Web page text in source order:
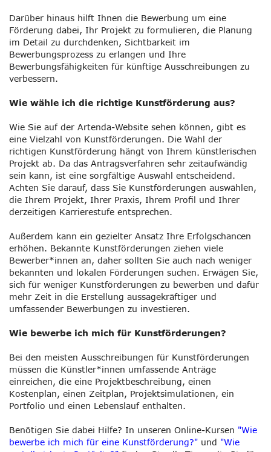
Darüber hinaus hilft Ihnen die Bewerbung um eine
Förderung dabei, Ihr Projekt zu formulieren, die Planung
im Detail zu durchdenken, Sichtbarkeit im
Bewerbungsprozess zu erlangen und Ihre
Bewerbungsfähigkeiten für künftige Ausschreibungen zu
verbessern.
Wie wähle ich die richtige Kunstförderung aus?
Wie Sie auf der Artenda-Website sehen können, gibt es
eine Vielzahl von Kunstförderungen. Die Wahl der
richtigen Kunstförderung hängt von Ihrem künstlerischen
Projekt ab. Da das Antragsverfahren sehr zeitaufwändig
sein kann, ist eine sorgfältige Auswahl entscheidend.
Achten Sie darauf, dass Sie Kunstförderungen auswählen,
die Ihrem Projekt, Ihrer Praxis, Ihrem Profil und Ihrer
derzeitigen Karrierestufe entsprechen.
Außerdem kann ein gezielter Ansatz Ihre Erfolgschancen
erhöhen. Bekannte Kunstförderungen ziehen viele
Bewerber*innen an, daher sollten Sie auch nach weniger
bekannten und lokalen Förderungen suchen. Erwägen Sie,
sich für weniger Kunstförderungen zu bewerben und dafür
mehr Zeit in die Erstellung aussagekräftiger und
umfassender Bewerbungen zu investieren.
Wie bewerbe ich mich für Kunstförderungen?
Bei den meisten Ausschreibungen für Kunstförderungen
müssen die Künstler*innen umfassende Anträge
einreichen, die eine Projektbeschreibung, einen
Kostenplan, einen Zeitplan, Projektsimulationen, ein
Portfolio und einen Lebenslauf enthalten.
Benötigen Sie dabei Hilfe? In unseren Online-Kursen "Wie
bewerbe ich mich für eine Kunstförderung?" und "Wie